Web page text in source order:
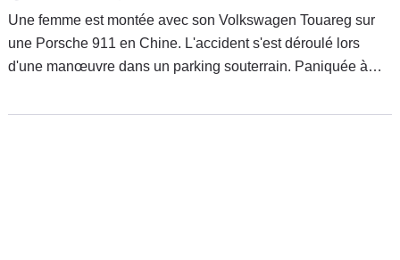
Une femme est montée avec son Volkswagen Touareg sur
une Porsche 911 en Chine. L'accident s'est déroulé lors
d'une manœuvre dans un parking souterrain. Paniquée à
l'automobiliste a confondu la pédale de frein et